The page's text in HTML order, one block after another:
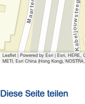
Leaflet | Powered by Esri | Esri, HERE,
METI, Esri China (Hong Kong),
Diese Seite teilen